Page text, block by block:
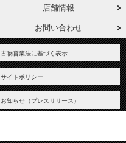
店舗情報
お問い合わせ
古物営業法に基づく表示
サイトポリシー
お知らせ（プレスリリース）